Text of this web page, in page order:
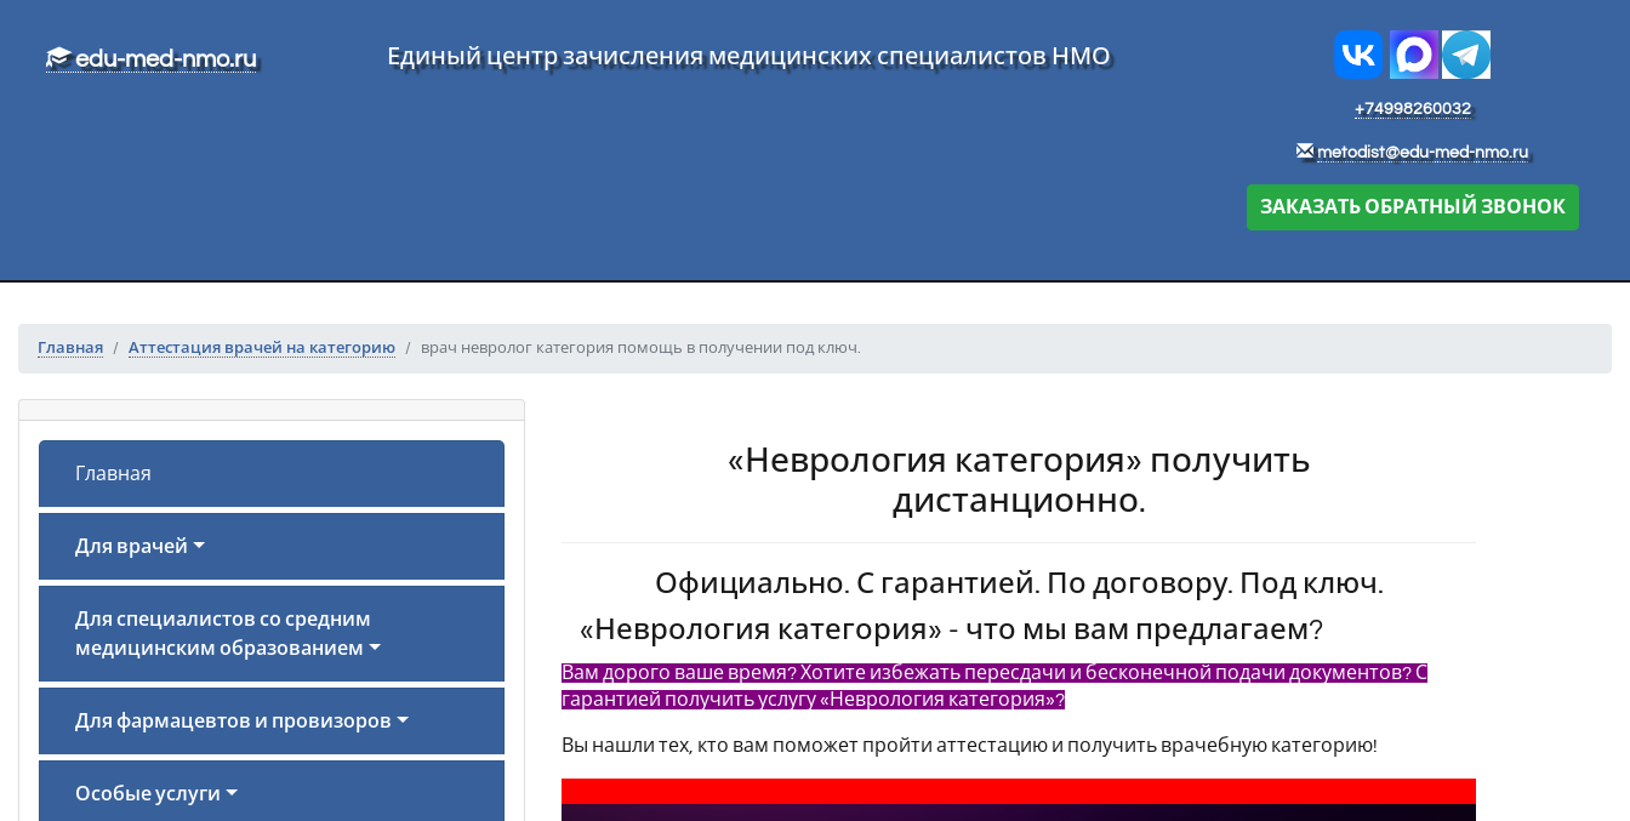
edu-med-nmo.ru Единый центр зачисления медицинских специалистов НМО
+74998260032
metodist@edu-med-nmo.ru
ЗАКАЗАТЬ ОБРАТНЫЙ ЗВОНОК
Главная Аттестация врачей на категорию врач невролог категория помощь в получении под ключ.
Главная
Для врачей
Для специалистов со средним
медицинским образованием
Для фармацевтов и провизоров
Особые услуги
«Неврология категория» получить
дистанционно.
Официально. С гарантией. По договору. Под ключ.
«Неврология категория» - что мы вам предлагаем?
Вам дорого ваше время? Хотите избежать пересдачи и бесконечной подачи документов? С
гарантией получить услугу «Неврология категория»?
Вы нашли тех, кто вам поможет пройти аттестацию и получить врачебную категорию!